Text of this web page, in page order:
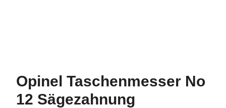
Opinel Taschenmesser No
12 Sägezahnung